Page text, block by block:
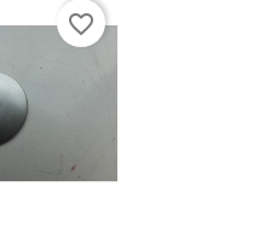
favorite_border